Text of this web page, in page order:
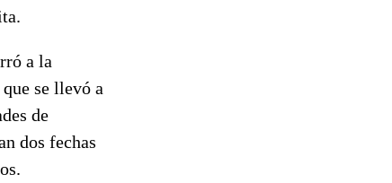
a la
se llevó a
de
dos fechas